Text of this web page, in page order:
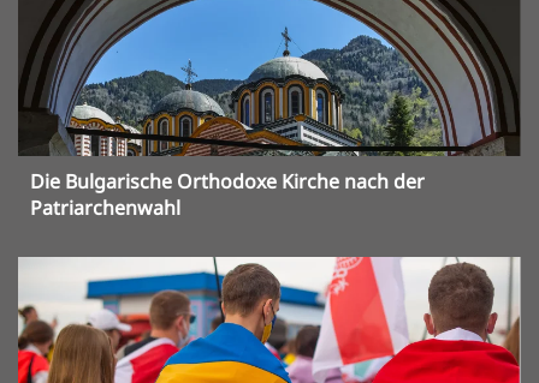
Die Bulgarische Orthodoxe Kirche nach der
Patriarchenwahl